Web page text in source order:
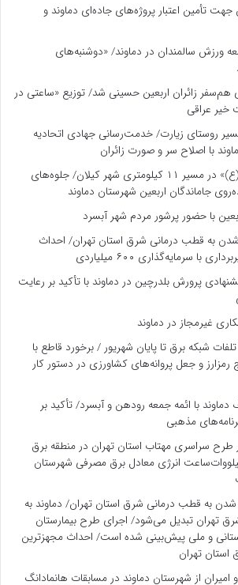
تأمین اعتبار پروژه‌های جاده‌ای دماوند و
ورزش سالمندان در دماوند/ «دوشنبه‌های
هم‌سفر زائران اربعین حسینی شد/ توزیع «ساعتی در
عراقی
روستای زیارت/ خدمت‌رسانی جهادی اتحادیه
با اصلاح سر و صورت زائران
طنین «لبیک یا حسین(ع)» در مسیر ۱۱ کیلومتری شهر کیلان/ جلوه‌های
جاماندگان اربعین شهرستان دماوند
با حضور پرشور مردم شهر آبسرد
به قطب درمانی شرق استان تهران/ احداث
سرمایه‌گذاری ۶۰۰ میلیاردی
پرورش بلدرچین در دماوند با تأکید بر رعایت
تلفات شبکه برق تا پایان شهریور / برخورد قاطع با
و جعل پروانه‌های کشاورزی در دستور کار
دماوند با ائمه جمعه رودهن و آبسرد/ تأکید بر
مذهبی
طرح سراسری مهتاب استان تهران در منطقه برق
میلیون کیلووات‌ساعت انرژی معادل برق مصرفی شهرستان
شدن به قطب درمانی شرق استان تهران/ دماوند به
تهران تبدیل می‌شود/ اجرای طرح بیمارستان
و ملی پیش‌بینی شده است/ احداث مجهزترین
استان تهران
امیران از شهرستان دماوند در مسابقات هانمادانگ